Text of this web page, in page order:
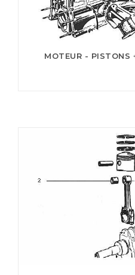
MOTEUR - PISTONS